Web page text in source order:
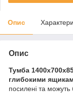
Опис
Опис
Тумба
глибокими
посилені та можуть